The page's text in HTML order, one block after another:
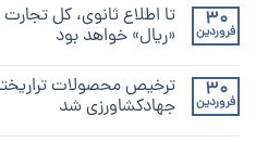
30
فروردین
تا اطلاع ثانوی، کل تجارت
«ریال» خواهد بود
30
فروردین
ترخیص محصولات
جهادکشاورزی شد